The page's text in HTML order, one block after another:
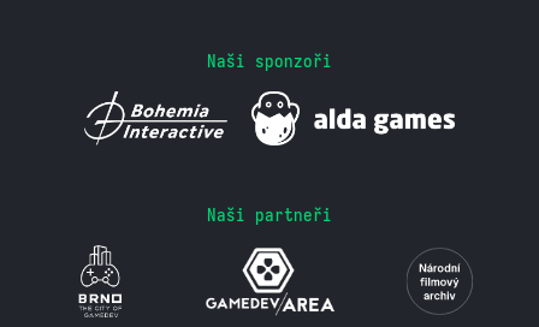
Naši sponzoři
Naši partneři